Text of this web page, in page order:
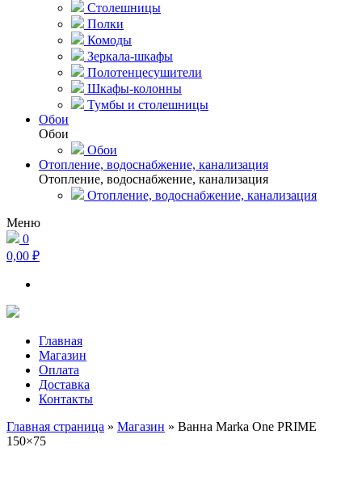
Столешницы
Полки
Комоды
Зеркала-шкафы
Полотенцесушители
Шкафы-колонны
Тумбы и столешницы
Обои
Обои
Обои
Отопление, водоснабжение, канализация
Отопление, водоснабжение, канализация
Отопление, водоснабжение, канализация
Меню
0
0,00 ₽
Главная
Магазин
Оплата
Доставка
Контакты
Главная страница » Магазин » Ванна Marka One PRIME
150×75